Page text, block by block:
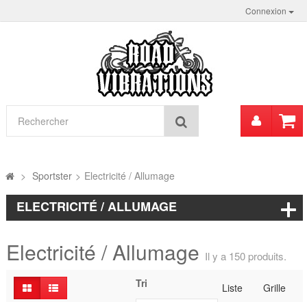
Connexion
Mon
> Sportster > Electricité / Allumage
ELECTRICITÉ / ALLUMAGE
Electricité / Allumage Il y a 150 produits.
Liste Grille
Tri